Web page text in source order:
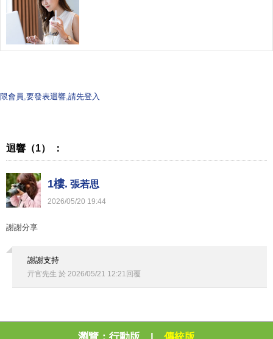
限會員,要發表迴響,請先登入
迴響（1） ：
1樓. 張若思
2026/05/20 19:44
謝謝分享
謝謝支持
亓官先生 於 2026/05/21 12:21 回覆
瀏覽： 行動版 | 傳統版